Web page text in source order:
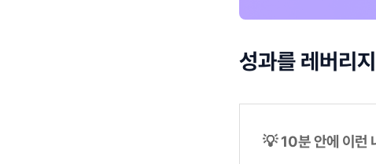
성과를 레버리
💡 10분 안에 이런